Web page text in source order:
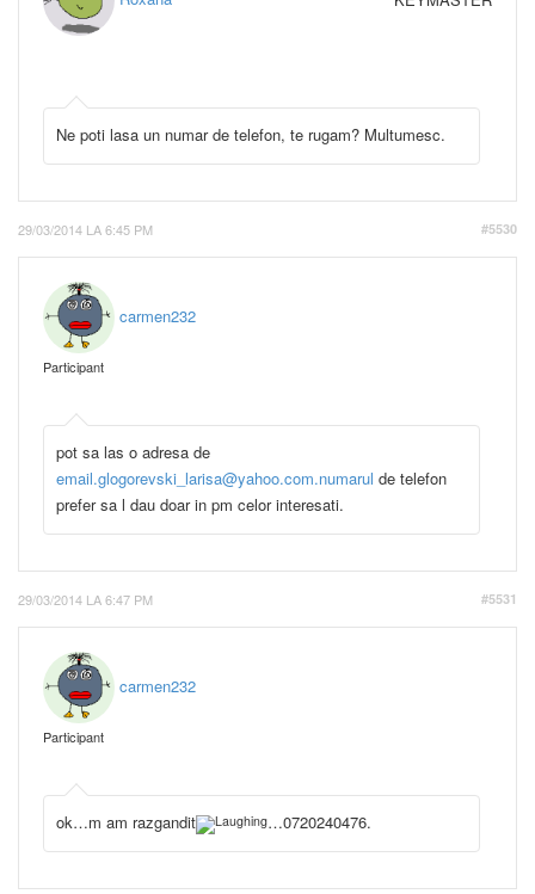
Ne poti lasa un numar de telefon, te rugam? Multumesc.
29/03/2014 LA 6:45 PM #5530
carmen232
Participant
pot sa las o adresa de
email.glogorevski_larisa@yahoo.com.numarul de telefon
prefer sa l dau doar in pm celor interesati.
29/03/2014 LA 6:47 PM #5531
carmen232
Participant
ok…m am razgandit …0720240476.